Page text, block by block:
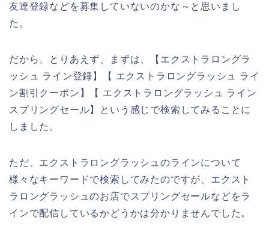
友達登録などを募集していないのかな～と思いまし
た。
だから、とりあえず、まずは、【エクストラロングラ
ッシュ ライン登録】【 エクストラロングラッシュ ライ
ン割引クーポン】【 エクストラロングラッシュ ライン
スプリングセール】という感じで検索してみることに
しました。
ただ、エクストラロングラッシュのラインについて
様々なキーワードで検索してみたのですが、エクスト
ラロングラッシュのお店でスプリングセールなどをラ
インで配信しているかどうかは分かりませんでした。